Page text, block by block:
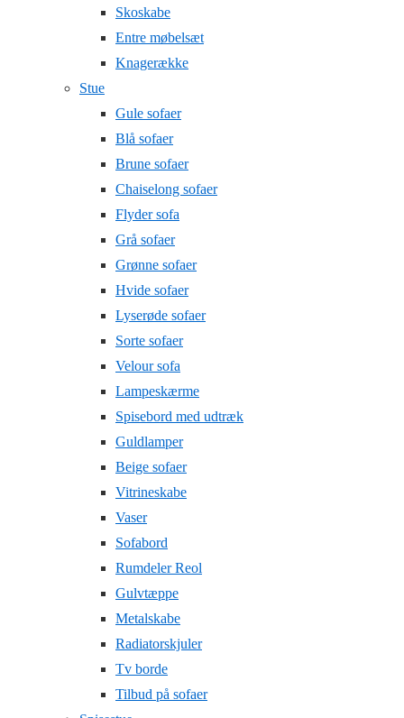
Skoskabe
Entre møbelsæt
Knagerække
Stue
Gule sofaer
Blå sofaer
Brune sofaer
Chaiselong sofaer
Flyder sofa
Grå sofaer
Grønne sofaer
Hvide sofaer
Lyserøde sofaer
Sorte sofaer
Velour sofa
Lampeskærme
Spisebord med udtræk
Guldlamper
Beige sofaer
Vitrineskabe
Vaser
Sofabord
Rumdeler Reol
Gulvtæppe
Metalskabe
Radiatorskjuler
Tv borde
Tilbud på sofaer